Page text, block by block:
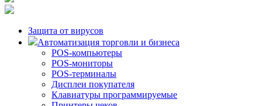
Защита от вирусов
Автоматизация торговли и бизнеса
POS-компьютеры
POS-мониторы
POS-терминалы
Дисплеи покупателя
Клавиатуры программируемые